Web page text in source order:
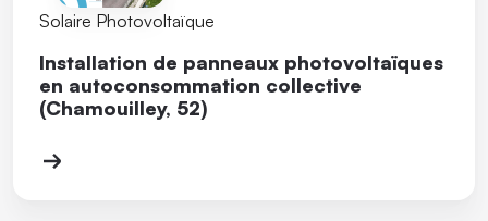
Solaire Photovoltaïque
Installation de panneaux photovoltaïques
en autoconsommation collective
(Chamouilley, 52)